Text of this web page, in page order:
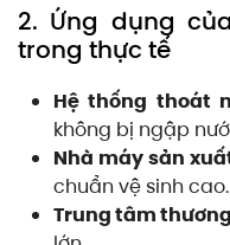
2. Ứng dụng của
trong thực tế
Hệ thống thoát
không bị ngập
Nhà máy sản
chuẩn vệ sinh cao.
Trung tâm